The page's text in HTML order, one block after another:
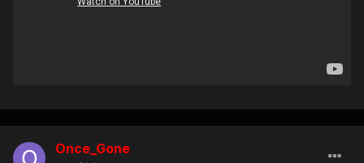
Once_Gone